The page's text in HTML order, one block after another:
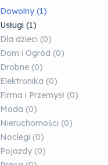
Dowolny(1)
Usługi (1)
Dla dzieci (0)
Dom i Ogród (0)
Drobne (0)
Elektronika (0)
Firma i Przemysł (0)
Moda (0)
Nieruchomości (0)
Noclegi (0)
Pojazdy (0)